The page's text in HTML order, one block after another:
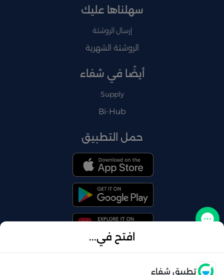
افتح في...
تطبيق شفاء
سهلناها عليك
إرسال الروشتة
الروشتة الشهرية
أيضًا في شفاء
Supply
Bi-Hub
حمل التطبيق
تواصل معنا